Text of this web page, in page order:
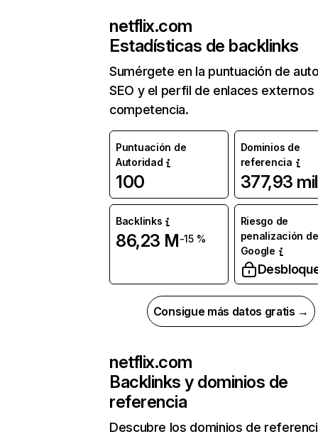
netflix.com
Estadísticas de backlinks
Sumérgete en la puntuación de
SEO y el perfil de enlaces externos
competencia.
Puntuación de
Autoridad
100
Dominios de
referencia
377,93 mil
Backlinks
86,23 M-15 %
Riesgo de
penalización de
Google
Consigue más datos gratis →
netflix.com
Backlinks y dominios de
referencia
Descubre los dominios de